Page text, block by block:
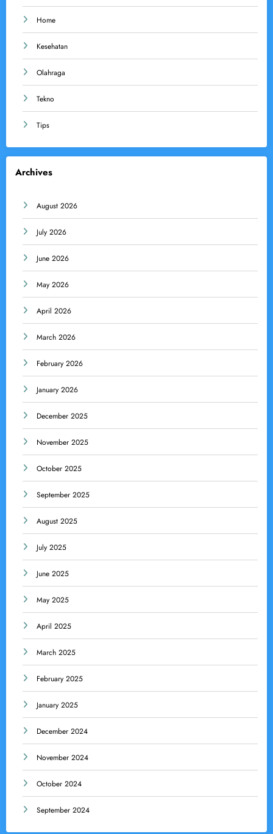
Home
Kesehatan
Olahraga
Tekno
Tips
Archives
August 2026
July 2026
June 2026
May 2026
April 2026
March 2026
February 2026
January 2026
December 2025
November 2025
October 2025
September 2025
August 2025
July 2025
June 2025
May 2025
April 2025
March 2025
February 2025
January 2025
December 2024
November 2024
October 2024
September 2024